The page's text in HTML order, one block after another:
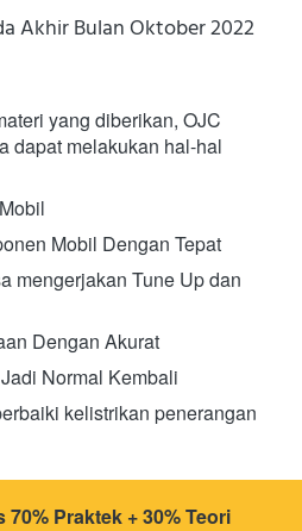
Akhir Bulan Oktober 2022
yang diberikan, OJC
dapat melakukan hal-hal
Mobil Dengan Tepat
mengerjakan Tune Up dan
Dengan Akurat
Normal Kembali
kelistrikan penerangan
Praktek + 30% Teori